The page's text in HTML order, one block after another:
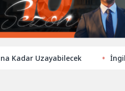
Uzayabilecek